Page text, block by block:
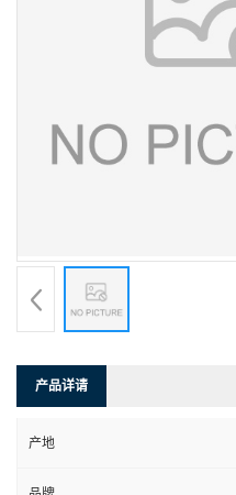
产品详请
产地